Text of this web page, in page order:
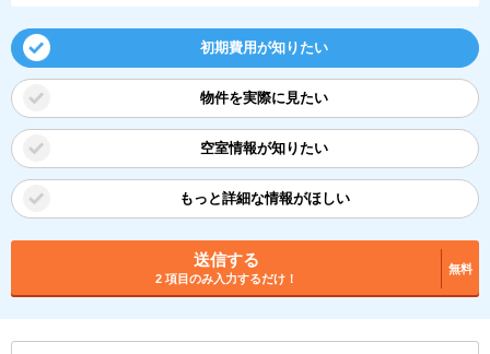
初期費用が知りたい
物件を実際に見たい
空室情報が知りたい
もっと詳細な情報がほしい
送信する
2 項目のみ入力するだけ！
無料